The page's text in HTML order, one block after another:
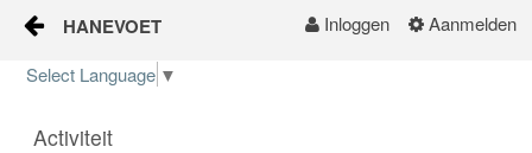
Naar content
Inloggen Aanmelden
HANEVOET
Activiteit
Select Language ▼